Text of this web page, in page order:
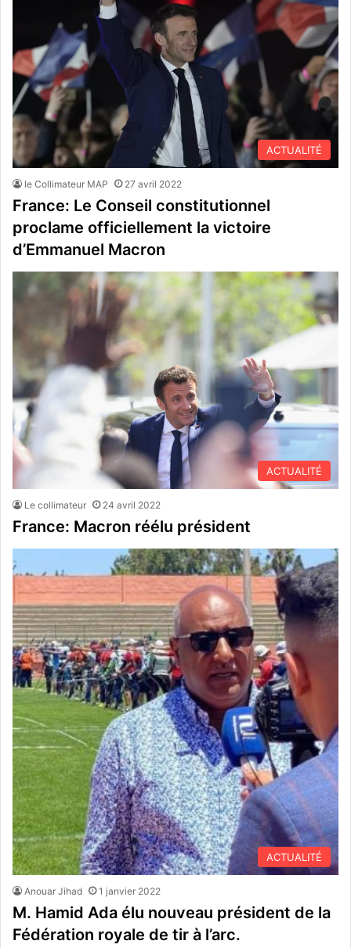
ACTUALITÉ
le Collimateur MAP 27 avril 2022
France: Le Conseil constitutionnel
proclame officiellement la victoire
d’Emmanuel Macron
ACTUALITÉ
Le collimateur 24 avril 2022
France: Macron réélu président
ACTUALITÉ
Anouar Jihad 1 janvier 2022
M. Hamid Ada élu nouveau président de la
Fédération royale de tir à l’arc.